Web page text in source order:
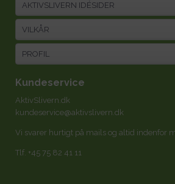
AKTIVSLIVERN IDÉSIDER
VILKÅR
PROFIL
Kundeservice
AktivSlivern.dk
kundeservice@aktivslivern.dk
Vi svarer hurtigt på mails og altid indenfor
Tlf. +45 75 82 41 11